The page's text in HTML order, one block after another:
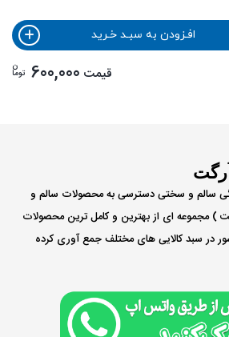
افـزودن به سبـد خـرید
قیمت 600,000 توما
ن
سالم و سختی دسترسی به محصولات سالم و
) مجموعه ای از بهترین و کامل ترین محصولات
در سبد کالایی های مختلف جمع آوری کرده